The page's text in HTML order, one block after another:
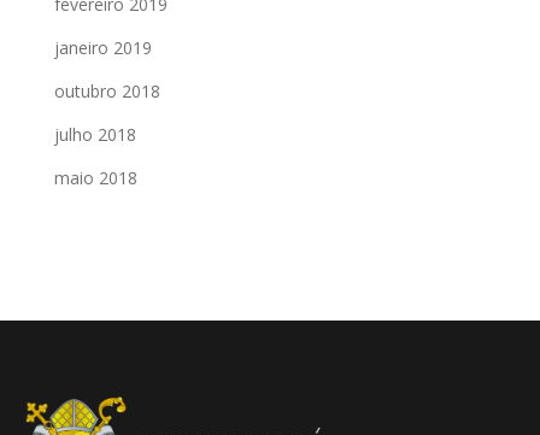
fevereiro 2019
janeiro 2019
outubro 2018
julho 2018
maio 2018